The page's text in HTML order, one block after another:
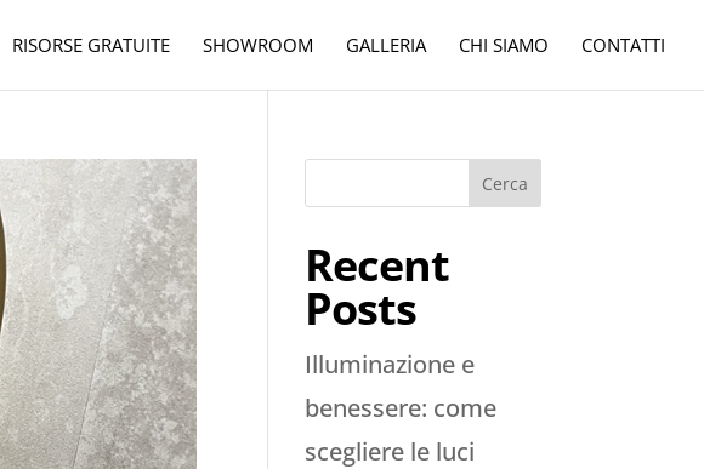
RISORSE GRATUITE SHOWROOM GALLERIA CHI SIAMO CONTATTI
Cerca
Recent
Posts
Illuminazione e
benessere: come
scegliere le luci